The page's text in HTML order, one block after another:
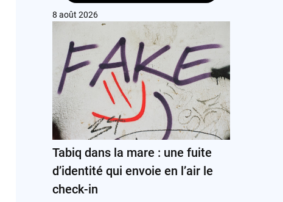
8 août 2026
Tabiq dans la mare : une fuite
d’identité qui envoie en l’air le
check-in